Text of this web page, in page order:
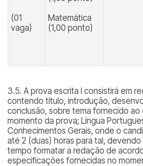
(01
vaga)
Matemática
(1,00 ponto)
3.5. A prova escrita I consistirá em
contendo título, introdução,
conclusão, sobre tema fornecido ao
momento da prova; Língua
Conhecimentos Gerais, onde o
até 2 (duas) horas para tal,
tempo formatar a redação de
especificações fornecidas no